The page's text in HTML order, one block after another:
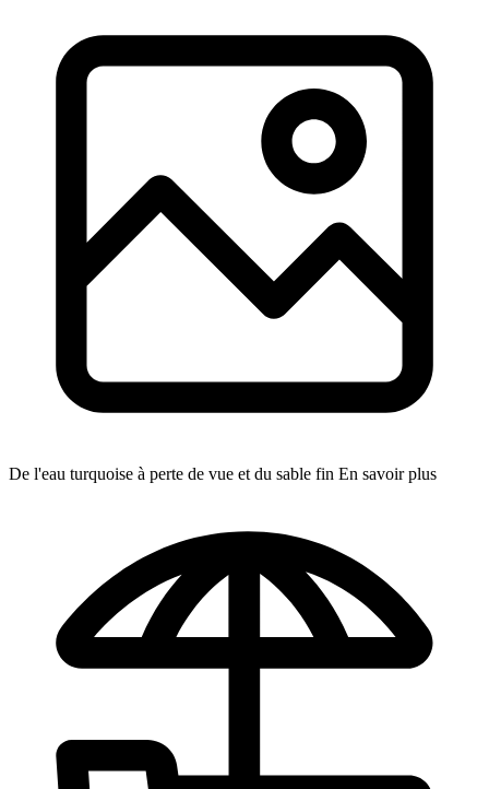
De l'eau turquoise à perte de vue et du sable fin En savoir plus